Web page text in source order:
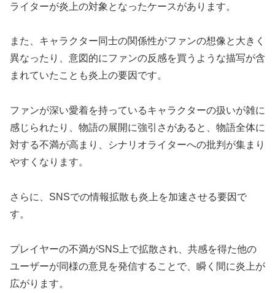
ライターが炎上の対象となったケースがあります。
また、キャラクター同士の関係性がファンの想像と大きく
異なったり、意図的にファンの反感を買うような描写が含
まれていたことも炎上の要因です。
ファンが深い愛着を持っているキャラクターの扱いが雑に
感じられたり、物語の展開に強引さがあると、物語全体に
対する不満が高まり、シナリオライターへの批判が集まり
やすくなります。
さらに、SNSでの情報拡散も炎上を加速させる要因で
す。
プレイヤーの不満がSNS上で拡散され、共感を得た他の
ユーザーが同様の意見を発信することで、瞬く間に炎上が
広がります。